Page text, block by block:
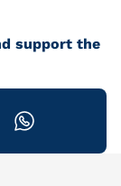
support the